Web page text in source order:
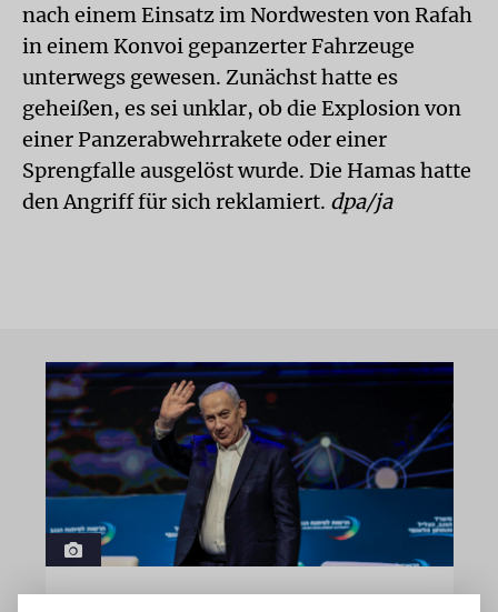
nach einem Einsatz im Nordwesten von Rafah
in einem Konvoi gepanzerter Fahrzeuge
unterwegs gewesen. Zunächst hatte es
geheißen, es sei unklar, ob die Explosion von
einer Panzerabwehrrakete oder einer
Sprengfalle ausgelöst wurde. Die Hamas hatte
den Angriff für sich reklamiert. dpa/ja
WAHLKAMPF